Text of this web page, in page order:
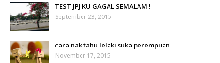
TEST JPJ KU GAGAL SEMALAM !
September 23, 2015
cara nak tahu lelaki suka perempuan
November 17, 2015